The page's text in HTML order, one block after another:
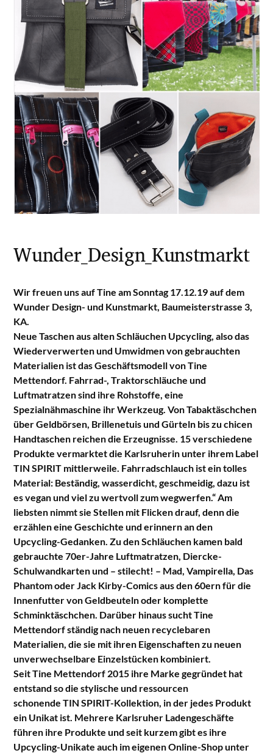
Wunder_Design_Kunstmarkt
Wir freuen uns auf Tine am Sonntag 17.12.19 auf dem
Wunder Design- und Kunstmarkt, Baumeisterstrasse 3,
KA.
Neue Taschen aus alten Schläuchen Upcycling, also das
Wiederverwerten und Umwidmen von gebrauchten
Materialien ist das Geschäftsmodell von Tine
Mettendorf. Fahrrad-, Traktorschläuche und
Luftmatratzen sind ihre Rohstoffe, eine
Spezialnähmaschine ihr Werkzeug. Von Tabaktäschchen
über Geldbörsen, Brillenetuis und Gürteln bis zu chicen
Handtaschen reichen die Erzeugnisse. 15 verschiedene
Produkte vermarktet die Karlsruherin unter ihrem Label
TIN SPIRIT mittlerweile. Fahrradschlauch ist ein tolles
Material: Beständig, wasserdicht, geschmeidig, dazu ist
es vegan und viel zu wertvoll zum wegwerfen.“ Am
liebsten nimmt sie Stellen mit Flicken drauf, denn die
erzählen eine Geschichte und erinnern an den
Upcycling-Gedanken. Zu den Schläuchen kamen bald
gebrauchte 70er-Jahre Luftmatratzen, Diercke-
Schulwandkarten und – stilecht! – Mad, Vampirella, Das
Phantom oder Jack Kirby-Comics aus den 60ern für die
Innenfutter von Geldbeuteln oder komplette
Schminktäschchen. Darüber hinaus sucht Tine
Mettendorf ständig nach neuen recyclebaren
Materialien, die sie mit ihren Eigenschaften zu neuen
unverwechselbare Einzelstücken kombiniert.
Seit Tine Mettendorf 2015 ihre Marke gegründet hat
entstand so die stylische und ressourcen
schonende TIN SPIRIT-Kollektion, in der jedes Produkt
ein Unikat ist. Mehrere Karlsruher Ladengeschäfte
führen ihre Produkte und seit kurzem gibt es ihre
Upcycling-Unikate auch im eigenen Online-Shop unter